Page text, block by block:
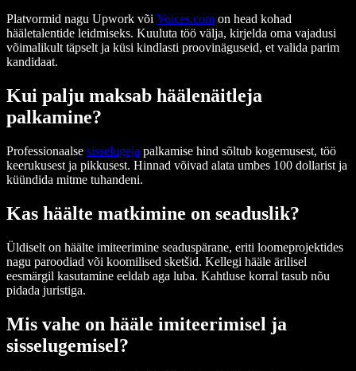
Platvormid nagu Upwork või Voices.com on head kohad
hääletalentide leidmiseks. Kuuluta töö välja, kirjelda oma vajadusi
võimalikult täpselt ja küsi kindlasti proovinäguseid, et valida parim
kandidaat.
Kui palju maksab häälenäitleja
palkamine?
Professionaalse sisselugeja palkamise hind sõltub kogemusest, töö
keerukusest ja pikkusest. Hinnad võivad alata umbes 100 dollarist ja
küündida mitme tuhandeni.
Kas häälte matkimine on seaduslik?
Üldiselt on häälte imiteerimine seaduspärane, eriti loomeprojektides
nagu paroodiad või koomilised sketšid. Kellegi hääle ärilisel
eesmärgil kasutamine eeldab aga luba. Kahtluse korral tasub nõu
pidada juristiga.
Mis vahe on hääle imiteerimisel ja
sisselugemisel?